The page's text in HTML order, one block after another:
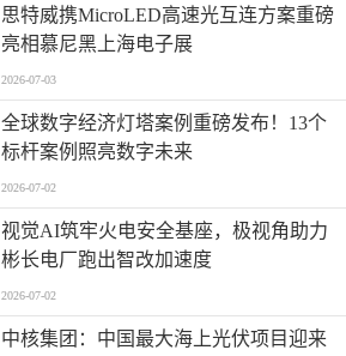
思特威携MicroLED高速光互连方案重磅
亮相慕尼黑上海电子展
2026-07-03
全球数字经济灯塔案例重磅发布！13个
标杆案例照亮数字未来
2026-07-02
视觉AI筑牢火电安全基座，极视角助力
彬长电厂跑出智改加速度
2026-07-02
中核集团：中国最大海上光伏项目迎来